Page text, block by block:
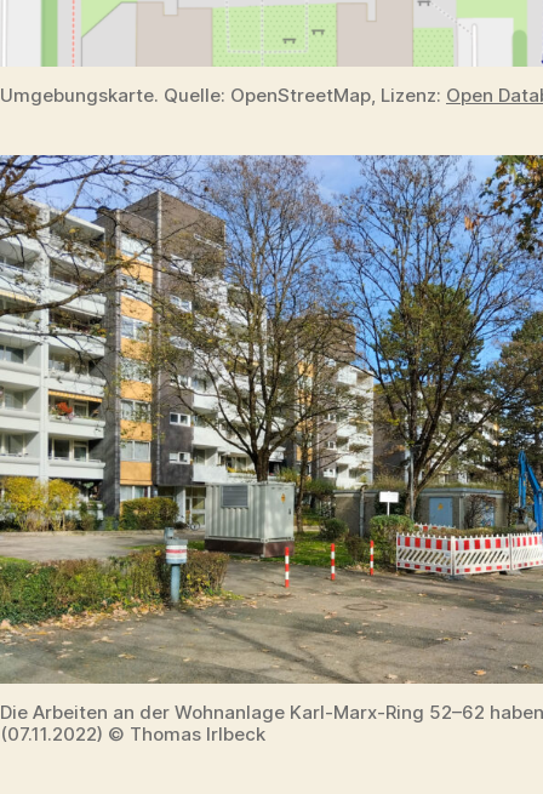
Umgebungskarte. Quelle: OpenStreetMap, Lizenz: Open
Die Arbeiten an der Wohnanlage Karl-Marx-Ring 52–62
(07.11.2022) © Thomas Irlbeck